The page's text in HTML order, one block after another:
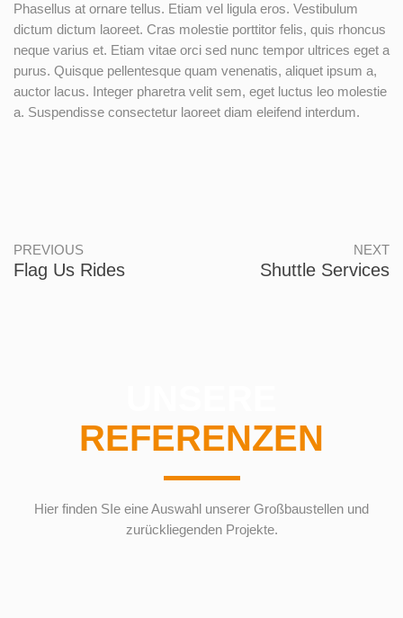
Phasellus at ornare tellus. Etiam vel ligula eros. Vestibulum
dictum dictum laoreet. Cras molestie porttitor felis, quis rhoncus
neque varius et. Etiam vitae orci sed nunc tempor ultrices eget a
purus. Quisque pellentesque quam venenatis, aliquet ipsum a,
auctor lacus. Integer pharetra velit sem, eget luctus leo molestie
a. Suspendisse consectetur laoreet diam eleifend interdum.
PREVIOUS
Flag Us Rides
NEXT
Shuttle Services
REFERENZEN
Hier finden SIe eine Auswahl unserer Großbaustellen und
zurückliegenden Projekte.